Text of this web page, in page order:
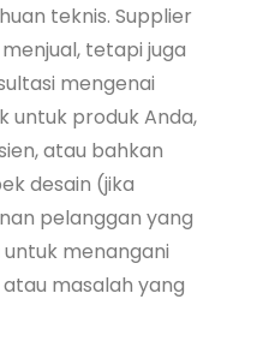
teknis. Supplier
tetapi juga
mengenai
untuk produk Anda,
atau bahkan
desain (jika
pelanggan yang
menangani
masalah yang